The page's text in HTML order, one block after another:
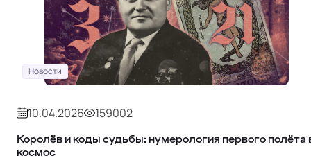
Новости
10.04.2026 159002
Королёв и коды судьбы: нумерология первого полёта
космос